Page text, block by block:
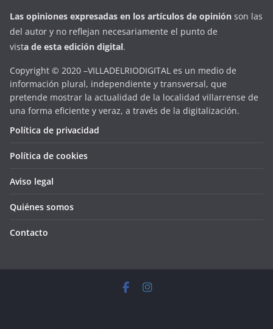
Las opiniones expresadas en los artículos de opinión son las
del autor y no reflejan necesariamente el punto de
vista de esta edición digital.
Copyright © 2020 –VILLADELRIODIGITAL es un medio de
información plural, independiente y transversal, que
pretende mostrar la actualidad de la localidad villarrense de
una forma eficiente y veraz, a través de la digitalización.
Política de privacidad
Política de cookies
Aviso legal
Quiénes somos
Contacto